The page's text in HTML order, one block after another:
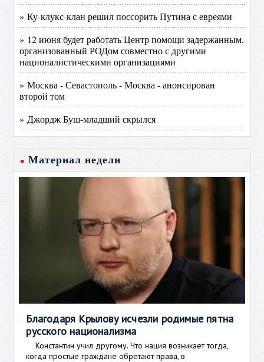
» Ку-клукс-клан решил поссорить Путина с евреями
» 12 июня будет работать Центр помощи задержанным,
организованный РОДом совместно с другими
националистическими организациями
» Москва - Севастополь - Москва - анонсирован
второй том
» Джордж Буш-младший скрылся
Материал недели
Благодаря Крылову исчезли родимые пятна
русского национализма
Константин учил другому. Что нация возникает тогда,
когда простые граждане обретают права, в